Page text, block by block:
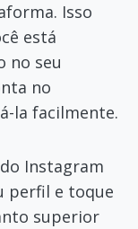
Isso
está
no seu
no
la facilmente.
Instagram
perfil e toque
superior